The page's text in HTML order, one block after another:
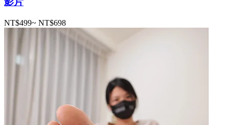
NT$499~ NT$698